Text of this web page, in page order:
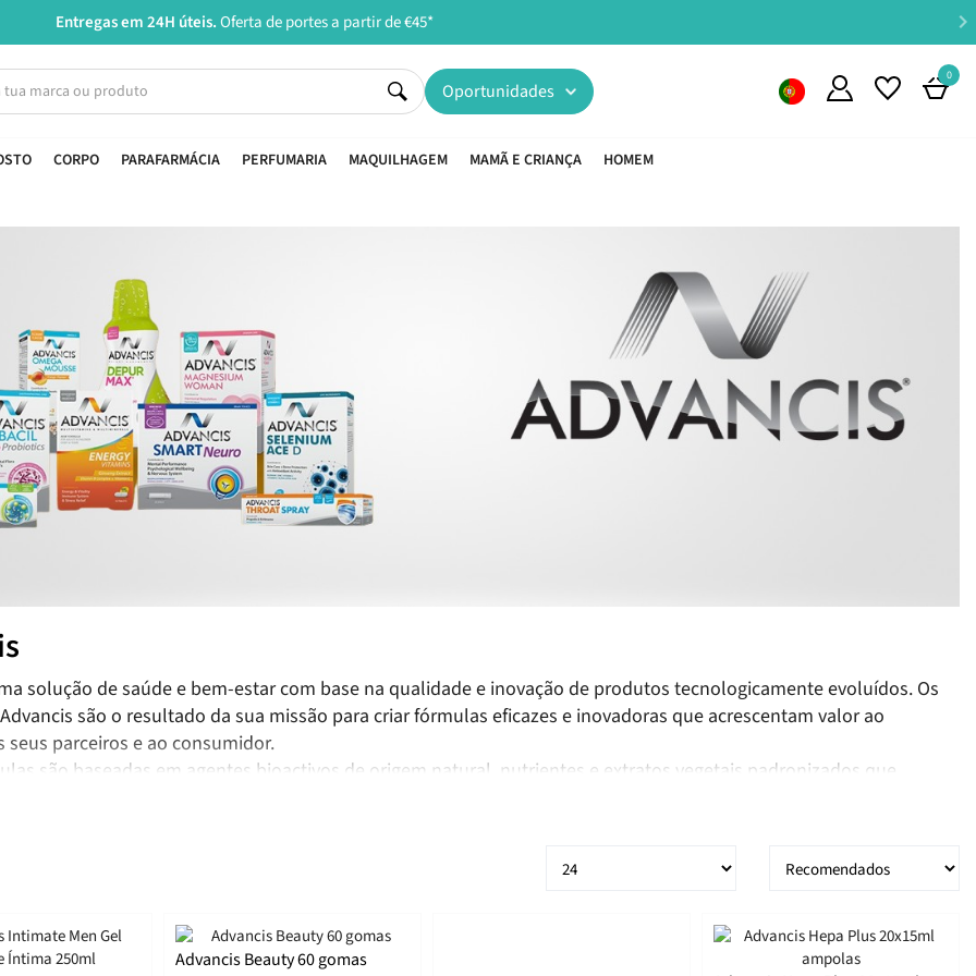
Entregas em 24H úteis.Oferta de portes a partir de €45*
Oportunidades
0
CORPO PARAFARMÁCIA PERFUMARIA MAQUILHAGEM MAMÃ E CRIANÇA HOMEM
solução de saúde e bem-estar com base na qualidade e inovação de produtos tecnologicamente evoluídos. Os
são o resultado da sua missão para criar fórmulas eficazes e inovadoras que acrescentam valor ao
seus parceiros e ao consumidor.
são baseadas em agentes bioactivos de origem natural, nutrientes e extratos vegetais padronizados que
reais para a saúde humana.
Advancis Beauty 60 gomas